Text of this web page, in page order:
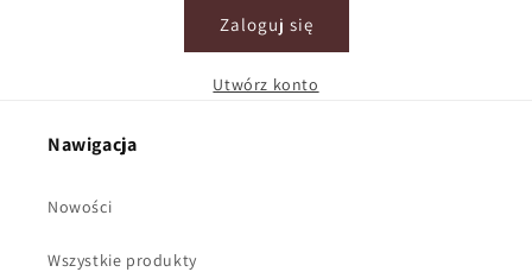
Zaloguj się
Utwórz konto
Nawigacja
Nowości
Wszystkie produkty